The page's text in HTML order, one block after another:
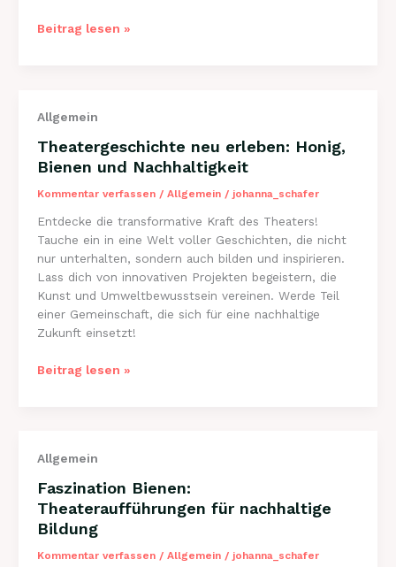
Theaterpädagogik
und
Bienen
Beitrag lesen »
Allgemein
Theatergeschichte neu erleben: Honig,
Bienen und Nachhaltigkeit
Kommentar verfassen / Allgemein/ johanna_schafer
Entdecke die transformative Kraft des Theaters!
Tauche ein in eine Welt voller Geschichten, die nicht
nur unterhalten, sondern auch bilden und inspirieren.
Lass dich von innovativen Projekten begeistern, die
Kunst und Umweltbewusstsein vereinen. Werde Teil
einer Gemeinschaft, die sich für eine nachhaltige
Zukunft einsetzt!
Theatergeschichte
und
Nachhaltigkeit
Beitrag lesen »
Allgemein
Faszination Bienen:
Theateraufführungen für nachhaltige
Bildung
Kommentar verfassen / Allgemein/ johanna_schafer